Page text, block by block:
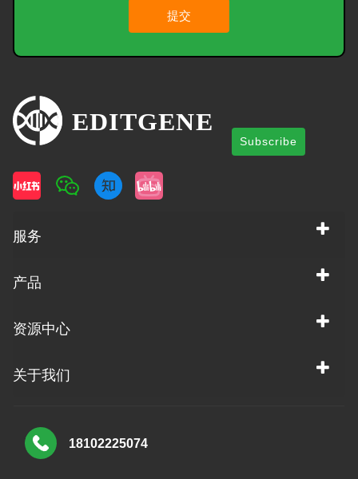
提交
Subscribe
服务
产品
资源中心
关于我们
18102225074